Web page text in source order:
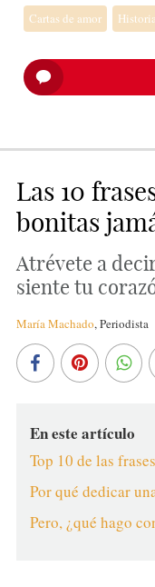
Cartas de amor
Las 10
bonitas
Atrévete a
siente tu
María Machado,Periodista
En este artículo
Top 10 de las
Por qué dedicar
Pero, ¿qué hago